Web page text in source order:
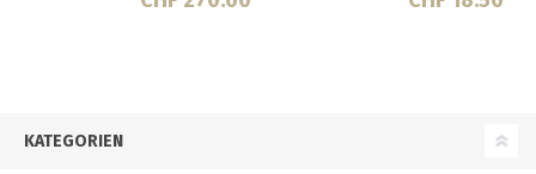
KATEGORIEN